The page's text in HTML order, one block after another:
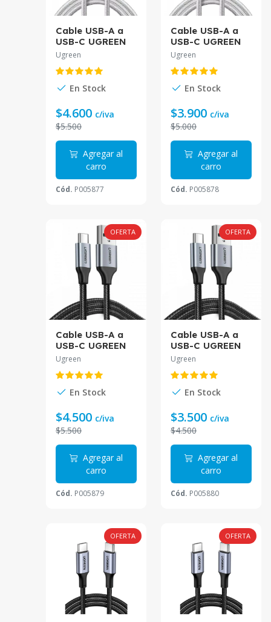
Cable USB-A a
USB-C UGREEN
2M Blanco
Ugreen
En Stock
$4.600 c/iva
$5.500
Agregar al
carro
Cód. P005877
Cable USB-A a
USB-C UGREEN
1M Blanco
Ugreen
En Stock
$3.900 c/iva
$5.000
Agregar al
carro
Cód. P005878
OFERTA
Cable USB-A a
USB-C UGREEN
3A 2M Negro
Ugreen
En Stock
$4.500 c/iva
$5.500
Agregar al
carro
Cód. P005879
OFERTA
Cable USB-A a
USB-C UGREEN
1M Negro
Ugreen
En Stock
$3.500 c/iva
$4.500
Agregar al
carro
Cód. P005880
OFERTA OFERTA